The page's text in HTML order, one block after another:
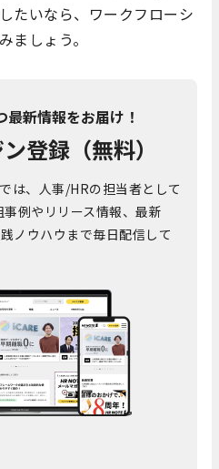
たいなら、ワークフローシ
ましょう。
最新情報をお届け！
登録（無料）
は、人事/HRの担当者として
例やリリース情報、最新
ノウハウまで毎日配信して